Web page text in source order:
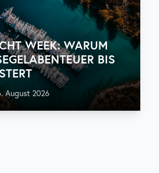
WEEK: WARUM
BIS
August 2026